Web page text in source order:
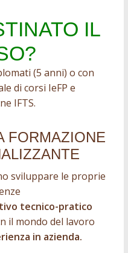
IL
(5 anni) o con
di corsi IeFP e
IFTS.
FORMAZIONE
sviluppare le proprie
tecnico-pratico
il mondo del lavoro
in azienda.